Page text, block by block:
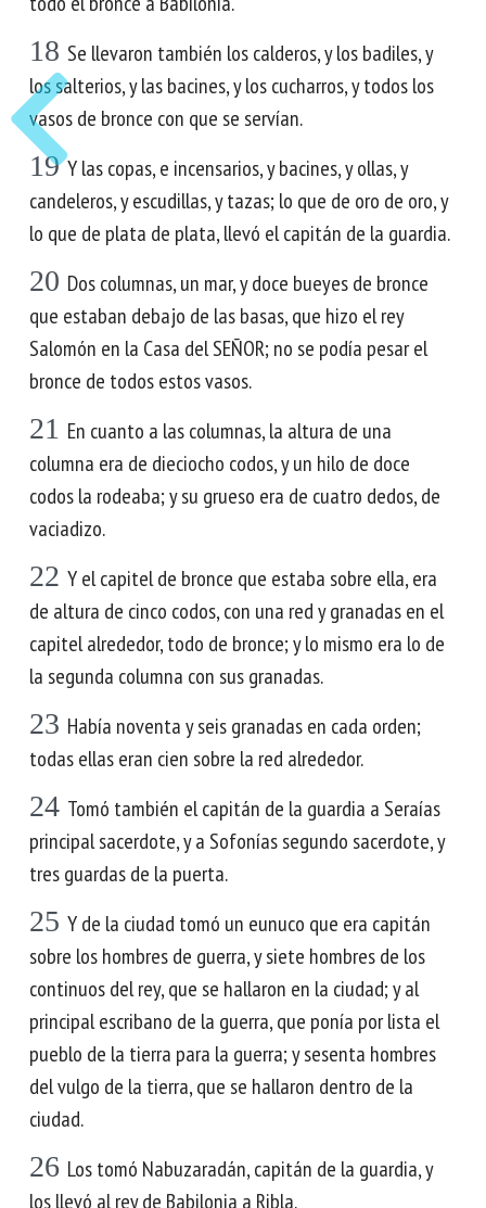
18 Se llevaron también los calderos, y los badiles, y
los salterios, y las bacines, y los cucharros, y todos los
vasos de bronce con que se servían.
19 Y las copas, e incensarios, y bacines, y ollas, y
candeleros, y escudillas, y tazas; lo que de oro de oro, y
lo que de plata de plata, llevó el capitán de la guardia.
20 Dos columnas, un mar, y doce bueyes de bronce
que estaban debajo de las basas, que hizo el rey
Salomón en la Casa del SEÑOR; no se podía pesar el
bronce de todos estos vasos.
21 En cuanto a las columnas, la altura de una
columna era de dieciocho codos, y un hilo de doce
codos la rodeaba; y su grueso era de cuatro dedos, de
vaciadizo.
22 Y el capitel de bronce que estaba sobre ella, era
de altura de cinco codos, con una red y granadas en el
capitel alrededor, todo de bronce; y lo mismo era lo de
la segunda columna con sus granadas.
23 Había noventa y seis granadas en cada orden;
todas ellas eran cien sobre la red alrededor.
24 Tomó también el capitán de la guardia a Seraías
principal sacerdote, y a Sofonías segundo sacerdote, y
tres guardas de la puerta.
25 Y de la ciudad tomó un eunuco que era capitán
sobre los hombres de guerra, y siete hombres de los
continuos del rey, que se hallaron en la ciudad; y al
principal escribano de la guerra, que ponía por lista el
pueblo de la tierra para la guerra; y sesenta hombres
del vulgo de la tierra, que se hallaron dentro de la
ciudad.
26 Los tomó Nabuzaradán, capitán de la guardia, y
los llevó al rey de Babilonia a Ribla.